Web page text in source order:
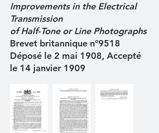
Improvements in the Electrical
Transmission
of Half-Tone or Line Photographs
Brevet britannique n°9518
Déposé le 2 mai 1908, Accepté
le 14 janvier 1909